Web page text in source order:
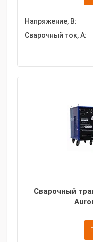
Напряжение, В:
Сварочный ток, А:
Сварочный